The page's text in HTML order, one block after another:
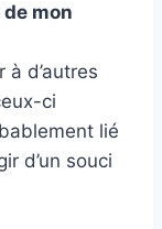
mon
à d’autres
ci
lié
d’un souci